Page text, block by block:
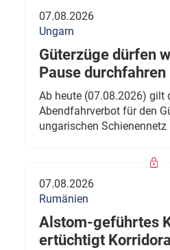
07.08.2026
Ungarn
Güterzüge dürfen
Pause durchfahren
Ab heute (07.08.2026) gilt
Abendfahrverbot für den
ungarischen Schienennetz
07.08.2026
Rumänien
Alstom-geführtes
ertüchtigt